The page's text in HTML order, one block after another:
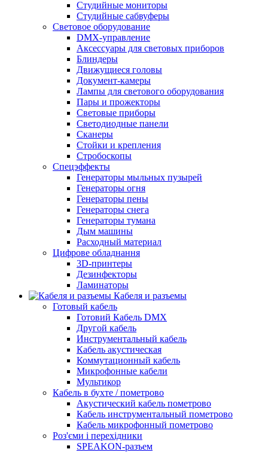
Студийные мониторы
Студийные сабвуферы
Световое оборудование
DMX-управление
Аксессуары для световых приборов
Блиндеры
Движущиеся головы
Документ-камеры
Лампы для светового оборудования
Пары и прожекторы
Световые приборы
Светодиодные панели
Сканеры
Стойки и крепления
Стробоскопы
Спецэффекты
Генераторы мыльных пузырей
Генераторы огня
Генераторы пены
Генераторы снега
Генераторы тумана
Дым машины
Расходный материал
Цифрове обладнання
3D-принтеры
Дезинфекторы
Ламинаторы
Кабеля и разъемы
Готовый кабель
Готовий Кабель DMX
Другой кабель
Инструментальный кабель
Кабель акустическая
Коммутационный кабель
Микрофонные кабели
Мультикор
Кабель в бухте / пометрово
Акустический кабель пометрово
Кабель инструментальный пометрово
Кабель микрофонный пометрово
Роз'єми і перехідники
SPEAKON-разъем